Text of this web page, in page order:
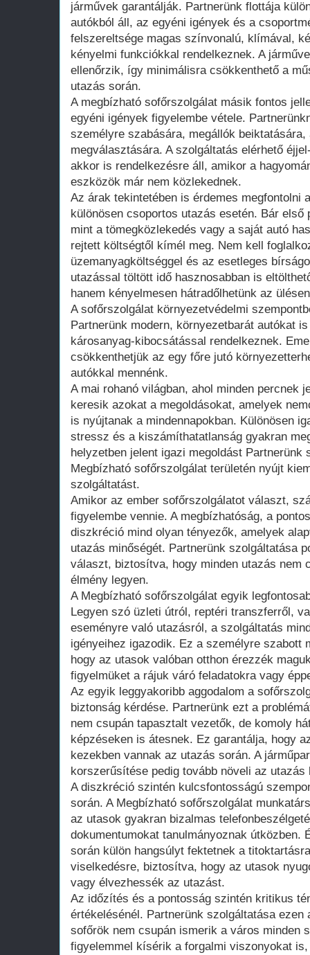
járművek garantálják. Partnerünk flottája
autókból áll, az egyéni igények és a
felszereltsége magas színvonalú, klímával,
kényelmi funkciókkal rendelkeznek. A
ellenőrzik, így minimálisra csökkenthető a
utazás során.
A megbízható sofőrszolgálat másik fontos
egyéni igények figyelembe vétele.
személyre szabására, megállók
megválasztására. A szolgáltatás elérhető
akkor is rendelkezésre áll, amikor a
eszközök már nem közlekednek.
Az árak tekintetében is érdemes megfontolni
különösen csoportos utazás esetén. Bár első
mint a tömegközlekedés vagy a saját autó
rejtett költségtől kímél meg. Nem kell
üzemanyagköltséggel és az esetleges
utazással töltött idő hasznosabban is
hanem kényelmesen hátradőlhetünk az
A sofőrszolgálat környezetvédelmi
Partnerünk modern, környezetbarát autókat
károsanyag-kibocsátással rendelkeznek.
csökkenthetjük az egy főre jutó
autókkal mennénk.
A mai rohanó világban, ahol minden percnek
keresik azokat a megoldásokat, amelyek
is nyújtanak a mindennapokban. Különösen
stressz és a kiszámíthatatlanság gyakran
helyzetben jelent igazi megoldást Partnerünk
Megbízható sofőrszolgálat területén nyújt
szolgáltatást.
Amikor az ember sofőrszolgálatot választ,
figyelembe vennie. A megbízhatóság, a
diszkréció mind olyan tényezők, amelyek
utazás minőségét. Partnerünk szolgáltatása
választ, biztosítva, hogy minden utazás nem
élmény legyen.
A Megbízható sofőrszolgálat egyik
Legyen szó üzleti útról, reptéri transzferről,
eseményre való utazásról, a szolgáltatás
igényeihez igazodik. Ez a személyre szabott
hogy az utasok valóban otthon érezzék
figyelmüket a rájuk váró feladatokra vagy
Az egyik leggyakoribb aggodalom a
biztonság kérdése. Partnerünk ezt a
nem csupán tapasztalt vezetők, de komoly
képzéseken is átesnek. Ez garantálja, hogy
kezekben vannak az utazás során. A
korszerűsítése pedig tovább növeli az
A diszkréció szintén kulcsfontosságú
során. A Megbízható sofőrszolgálat
az utasok gyakran bizalmas
dokumentumokat tanulmányoznak útközben.
során külön hangsúlyt fektetnek a
viselkedésre, biztosítva, hogy az utasok
vagy élvezhessék az utazást.
Az időzítés és a pontosság szintén kritikus
értékelésénél. Partnerünk szolgáltatása ezen
sofőrök nem csupán ismerik a város minden
figyelemmel kísérik a forgalmi viszonyokat